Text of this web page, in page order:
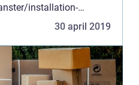
installation-
30 april 2019